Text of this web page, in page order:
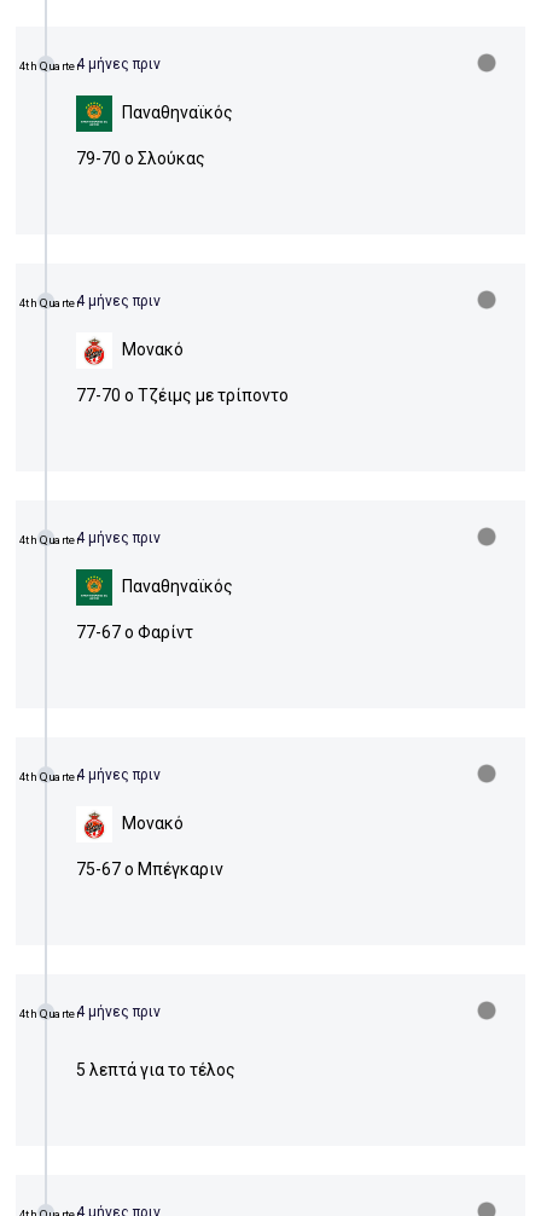
4th Quarter4 μήνες πριν
Παναθηναϊκός
79-70 ο Σλούκας
4th Quarter4 μήνες πριν
Μονακό
77-70 ο Τζέιμς με τρίποντο
4th Quarter4 μήνες πριν
Παναθηναϊκός
77-67 ο Φαρίντ
4th Quarter4 μήνες πριν
Μονακό
75-67 ο Μπέγκαριν
4th Quarter4 μήνες πριν
5 λεπτά για το τέλος
4 μήνες πριν